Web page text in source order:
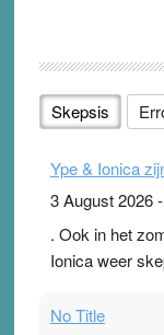
Skepsis
Ype & Ionica
3 August 2026-
. Ook in het
Ionica weer
No Title